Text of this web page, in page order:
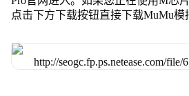
点击下方下载按钮直接下载MuMu模